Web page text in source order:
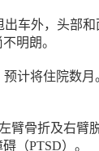
车外，头部和
明朗。
预计将住院数月
臂骨折及右臂
（PTSD）。